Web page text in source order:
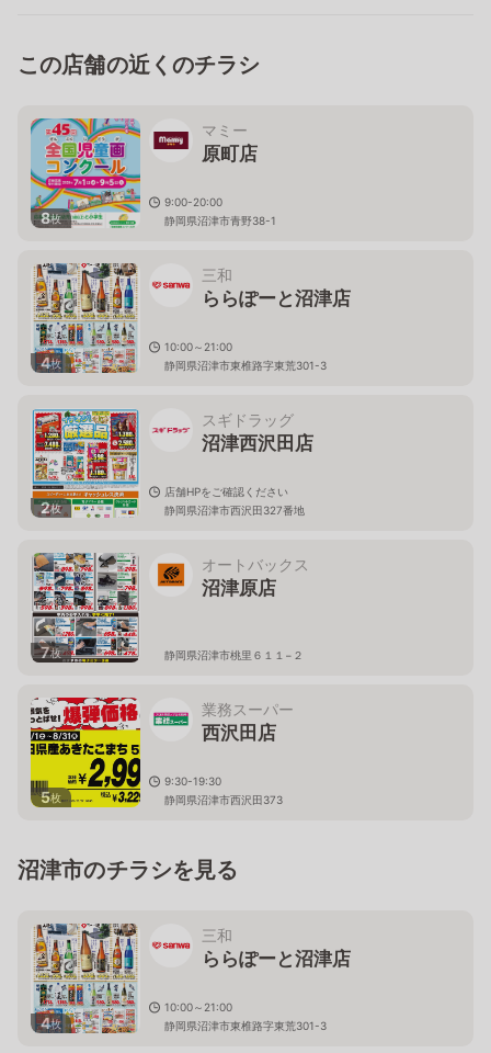
この店舗の近くのチラシ
8枚
マミー
原町店
9:00-20:00
静岡県沼津市青野38-1
4枚
三和
ららぽーと沼津店
10:00～21:00
静岡県沼津市東椎路字東荒301-3
2枚
スギドラッグ
沼津西沢田店
店舗HPをご確認ください
静岡県沼津市西沢田327番地
7枚
オートバックス
沼津原店
静岡県沼津市桃里６１１−２
5枚
業務スーパー
西沢田店
9:30-19:30
静岡県沼津市西沢田373
沼津市のチラシを見る
4枚
三和
ららぽーと沼津店
10:00～21:00
静岡県沼津市東椎路字東荒301-3